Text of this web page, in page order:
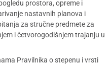
prostora, opreme i
nastavnih planova i
za stručne predmete za
i četvorogodišnjem trajanju u
Pravilnika o stepenu i vrsti